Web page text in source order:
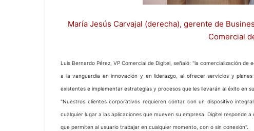
María Jesús Carvajal (derecha), gerente de
Comercial
Luis Bernardo Pérez, VP Comercial de Digitel, señaló: "la comercialización
a la vanguardia en innovación y en liderazgo, al ofrecer servicios y
existentes e implementar estrategias y procesos que les llevarán al éxito en
"Nuestros clientes corporativos requieren contar con un dispositivo
cualquier lugar a las aplicaciones que mueven su empresa. Digitel responde
que permiten al usuario trabajar en cualquier momento, con o sin conexión".